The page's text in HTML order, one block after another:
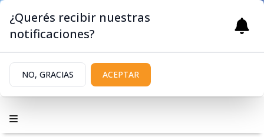
¿Querés recibir nuestras
notificaciones?
NO, GRACIAS ACEPTAR